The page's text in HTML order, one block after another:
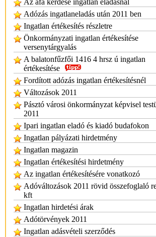
Az áfa kérdése ingatlan eladásnál
Adózás ingatlaneladás után 2011 ben
Ingatlan értékesítés részletre
Önkormányzati ingatlan értékesítése
versenytárgyalás
A balatonfűzfői 1416 4 hrsz ú ingatlan
értékesítése
Fordított adózás ingatlan értékesítésnél
Változások 2011
Pásztó városi önkormányzat képvisel
2011
Ipari ingatlan eladó és kiadó budafokon
Ingatlan pályázati hirdetmény
Ingatlan magazin
Ingatlan értékesítési hirdetmény
Az ingatlan értékesítésére vonatkozó
Adóváltozások 2011 rövid összefoglaló
kft
Ingatlan hirdetési árak
Adótörvények 2011
Ingatlan adásvételi szerződés